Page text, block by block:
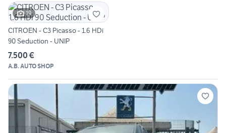
19
CITROEN - C3 Picasso - 1.6 HDi
90 Seduction - UNIP
7.500 €
A.B. AUTO SHOP